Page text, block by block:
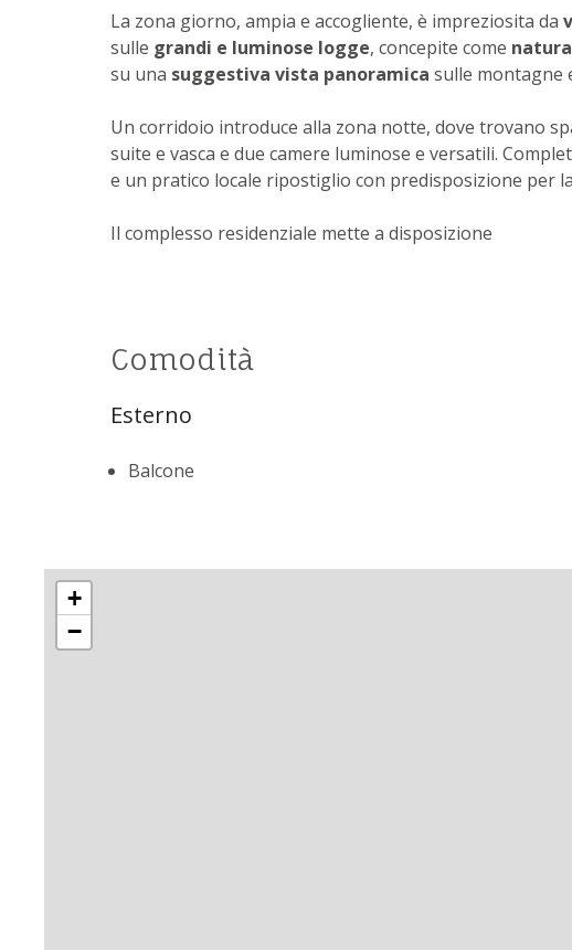
La zona giorno, ampia e accogliente, è impreziosita da
sulle grandi e luminose logge, concepite come
su una suggestiva vista panoramica sulle montagne
Un corridoio introduce alla zona notte, dove trovano
suite e vasca e due camere luminose e versatili.
e un pratico locale ripostiglio con predisposizione per
Il complesso residenziale mette a disposizione
Comodità
Esterno
Balcone
+
−